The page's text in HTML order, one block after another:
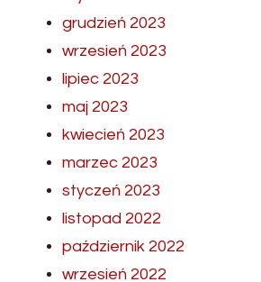
grudzień 2023
wrzesień 2023
lipiec 2023
maj 2023
kwiecień 2023
marzec 2023
styczeń 2023
listopad 2022
październik 2022
wrzesień 2022